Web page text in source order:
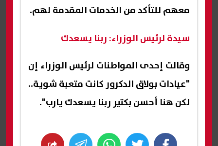
معهم للتأكد من الخدمات المقدمة لهم.
سيدة لرئيس الوزراء: ربنا يسعدك
وقالت إحدى المواطنات لرئيس الوزراء إن
"عيادات بولاق الدكرور كانت متعبة شوية..
لكن هنا أحسن بكتير ربنا يسعدك يارب".